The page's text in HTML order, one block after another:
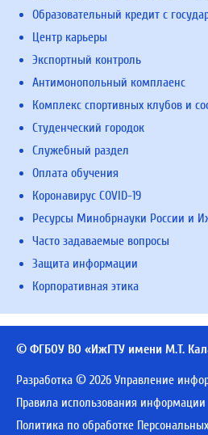
Образовательный кредит с
Центр карьеры
Экспортный контроль
Антимонопольный комплаенс
Комплекс спортивных клубов и
Студенческий городок
Служебный раздел
Оплата обучения
Коронавирус COVID-19
Ресурсы Минобрнауки России и
Часто задаваемые вопросы
Защита информации
Корпоративная этика
© ФГБОУ ВО «ИжГТУ имени М.Т.
Разработка © 2026 Управление
Правила использования информации
Политика по обработке